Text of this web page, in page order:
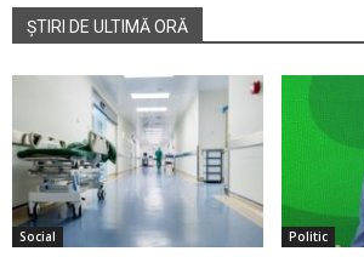
ȘTIRI DE ULTIMĂ ORĂ
Social Politic